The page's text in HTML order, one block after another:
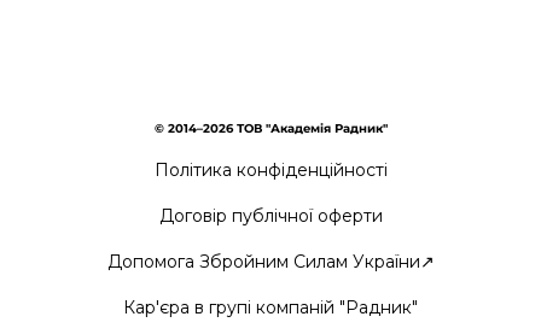
© 2014–2026 ТОВ "Академія Радник"
Політика конфіденційності
Договір публічної оферти
Допомога Збройним Силам України↗
Кар'єра в групі компаній "Радник"